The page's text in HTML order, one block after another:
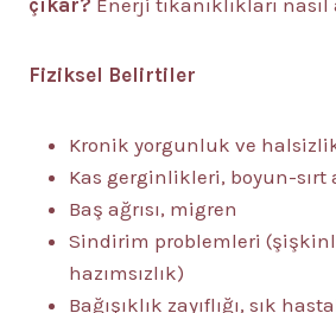
çıkar? Enerji tıkanıklıkları nasıl
Fiziksel Belirtiler
Kronik yorgunluk ve
Kas gerginlikleri, boyun-sırt
Baş ağrısı, migren
Sindirim problemleri
hazımsızlık)
Bağışıklık zayıflığı, sık